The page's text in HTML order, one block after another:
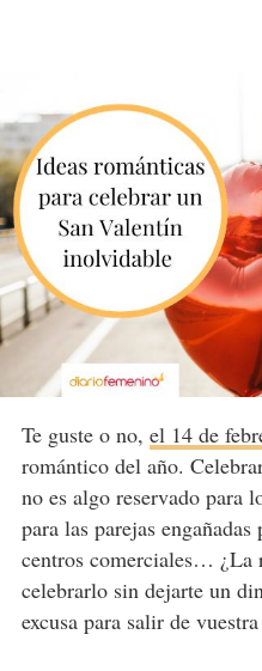
Te guste o no, el 14 de
romántico del año.
no es algo reservado para
para las parejas
centros comerciales… ¿La
celebrarlo sin dejarte un
excusa para salir de